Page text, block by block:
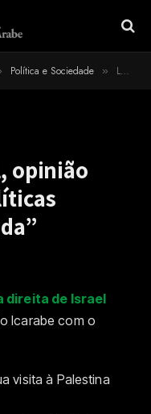
Política e Sociedade » Latuff: “Para Israel, opinião diversa de suas políticas precisa ser silenciada”
opinião
direita de Israel
Icarabe com o
visita à Palestina